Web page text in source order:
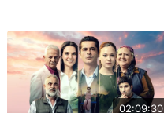
02:09:30